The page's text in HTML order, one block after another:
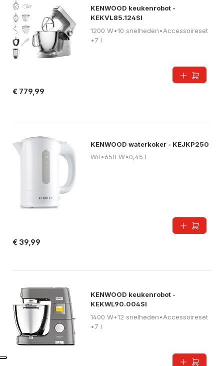
KENWOOD keukenrobot -
KEKVL85.124SI
1200 W•10 snelheden•Accessoireset
•7 l
€ 779,99
KENWOOD waterkoker - KEJKP250
Wit•650 W•0,45 l
€ 39,99
KENWOOD keukenrobot -
KEKWL90.004SI
1400 W•12 snelheden•Accessoireset
•7 l